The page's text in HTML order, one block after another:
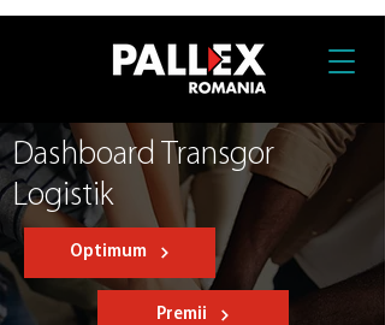
Dashboard Transgor
Logistik
Optimum
Premii